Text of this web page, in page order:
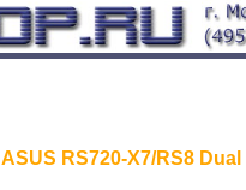
ASUS RS720-X7/RS8